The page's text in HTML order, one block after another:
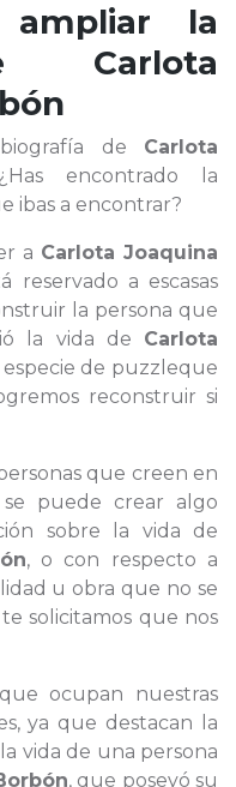
ampliar la
Carlota
de Carlota
encontrado la
ibas a encontrar?
a Carlota Joaquina
reservado a escasas
la persona que
la vida de Carlota
especie de puzzleque
reconstruir si
que creen en
puede crear algo
sobre la vida de
, o con respecto a
u obra que no se
solicitamos que nos
ocupan nuestras
ya que destacan la
vida de una persona
, que poseyó su